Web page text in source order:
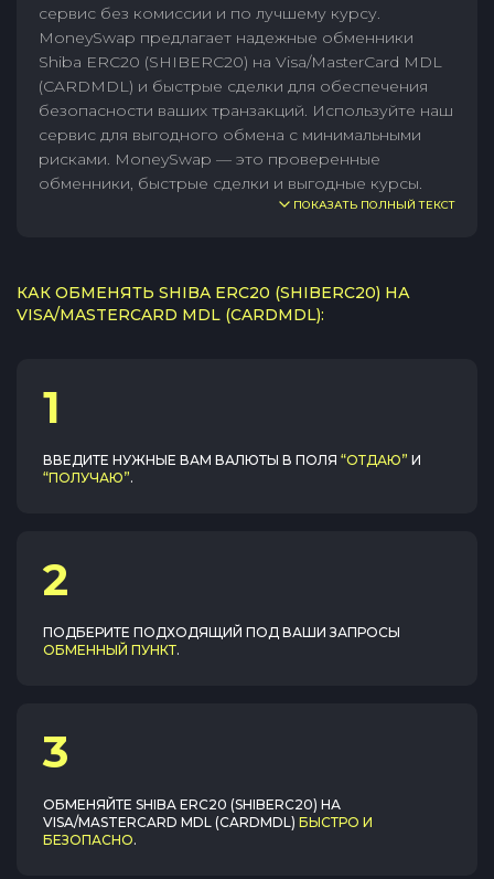
сервис без комиссии и по лучшему курсу.
MoneySwap предлагает надежные обменники
Shiba ERC20 (SHIBERC20) на Visa/MasterCard MDL
(CARDMDL) и быстрые сделки для обеспечения
безопасности ваших транзакций. Используйте наш
сервис для выгодного обмена с минимальными
рисками. MoneySwap — это проверенные
обменники, быстрые сделки и выгодные курсы.
ПОКАЗАТЬ ПОЛНЫЙ ТЕКСТ
КАК ОБМЕНЯТЬ SHIBA ERC20 (SHIBERC20) НА
VISA/MASTERCARD MDL (CARDMDL):
1
ВВЕДИТЕ НУЖНЫЕ ВАМ ВАЛЮТЫ В ПОЛЯ “ОТДАЮ” И
“ПОЛУЧАЮ”.
2
ПОДБЕРИТЕ ПОДХОДЯЩИЙ ПОД ВАШИ ЗАПРОСЫ
ОБМЕННЫЙ ПУНКТ.
3
ОБМЕНЯЙТЕ SHIBA ERC20 (SHIBERC20) НА
VISA/MASTERCARD MDL (CARDMDL) БЫСТРО И
БЕЗОПАСНО.